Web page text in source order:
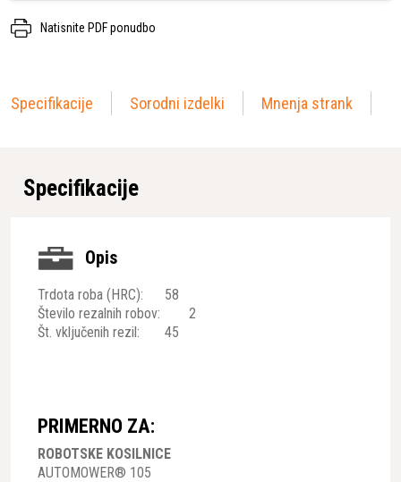
Natisnite PDF ponudbo
Specifikacije Sorodni izdelki Mnenja strank
Specifikacije
Opis
Trdota roba (HRC): 58
Število rezalnih robov: 2
Št. vključenih rezil: 45
PRIMERNO ZA:
ROBOTSKE KOSILNICE
AUTOMOWER® 105